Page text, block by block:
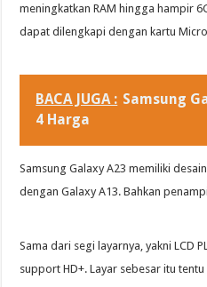
meningkatkan RAM hingga hampir
dapat dilengkapi dengan kartu
BACA JUGA : Samsung
4 Harga
Samsung Galaxy A23 memiliki
dengan Galaxy A13. Bahkan
Sama dari segi layarnya, yakni LCD
support HD+. Layar sebesar itu